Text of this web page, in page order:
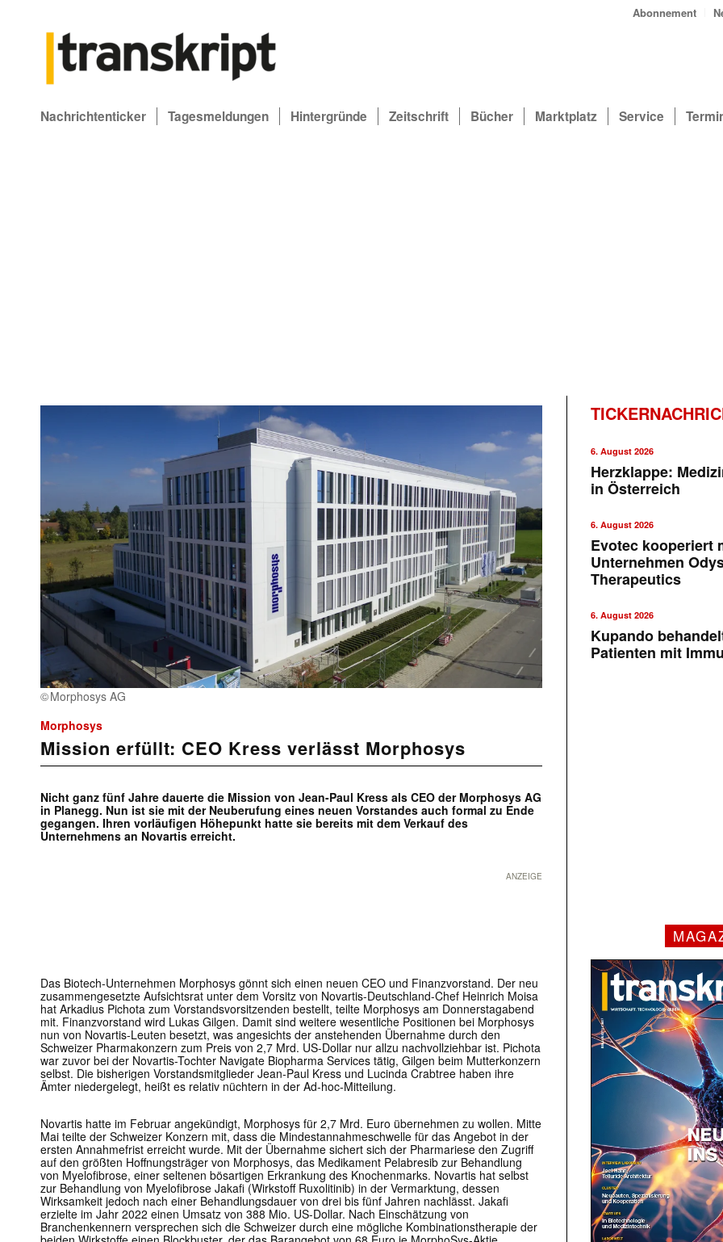
Abonnement
Nachrichtenticker Tagesmeldungen Hintergründe Zeitschrift Bücher Marktplatz Service
Morphosys AG
Morphosys
Mission erfüllt: CEO Kress verlässt Morphosys
Nicht ganz fünf Jahre dauerte die Mission von Jean-Paul Kress als CEO der Morphosys AG
in Planegg. Nun ist sie mit der Neuberufung eines neuen Vorstandes auch formal zu Ende
gegangen. Ihren vorläufigen Höhepunkt hatte sie bereits mit dem Verkauf des
Unternehmens an Novartis erreicht.
ANZEIGE
Das Biotech-Unternehmen Morphosys gönnt sich einen neuen CEO und Finanzvorstand. Der neu
zusammengesetzte Aufsichtsrat unter dem Vorsitz von Novartis-Deutschland-Chef Heinrich Moisa
hat Arkadius Pichota zum Vorstandsvorsitzenden bestellt, teilte Morphosys am Donnerstagabend
mit. Finanzvorstand wird Lukas Gilgen. Damit sind weitere wesentliche Positionen bei Morphosys
nun von Novartis-Leuten besetzt, was angesichts der anstehenden Übernahme durch den
Schweizer Pharmakonzern zum Preis von 2,7 Mrd. US-Dollar nur allzu nachvollziehbar ist. Pichota
war zuvor bei der Novartis-Tochter Navigate Biopharma Services tätig, Gilgen beim Mutterkonzern
selbst. Die bisherigen Vorstandsmitglieder Jean-Paul Kress und Lucinda Crabtree haben ihre
Ämter niedergelegt, heißt es relativ nüchtern in der Ad-hoc-Mitteilung.
Novartis hatte im Februar angekündigt, Morphosys für 2,7 Mrd. Euro übernehmen zu wollen. Mitte
Mai teilte der Schweizer Konzern mit, dass die Mindestannahmeschwelle für das Angebot in der
ersten Annahmefrist erreicht wurde. Mit der Übernahme sichert sich der Pharmariese den Zugriff
auf den größten Hoffnungsträger von Morphosys, das Medikament Pelabresib zur Behandlung
von Myelofibrose, einer seltenen bösartigen Erkrankung des Knochenmarks. Novartis hat selbst
zur Behandlung von Myelofibrose Jakafi (Wirkstoff Ruxolitinib) in der Vermarktung, dessen
Wirksamkeit jedoch nach einer Behandlungsdauer von drei bis fünf Jahren nachlässt. Jakafi
erzielte im Jahr 2022 einen Umsatz von 388 Mio. US-Dollar. Nach Einschätzung von
Branchenkennern versprechen sich die Schweizer durch eine mögliche Kombinationstherapie der
6. August 2026
Herzklappe:
in Österreich
6. August 2026
Evotec kooperiert
Unternehmen
Therapeutics
6. August 2026
Kupando
Patienten mit